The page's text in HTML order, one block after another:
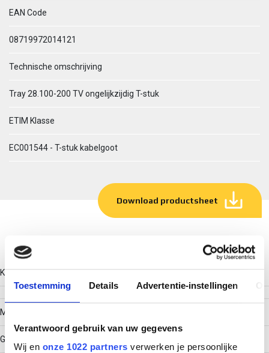
Toestemming Details Advertentie-instellingen
Verantwoord gebruik van uw gegevens
Wij en onze 1022 partners verwerken je persoonlijke
EAN Code
08719972014121
Technische omschrijving
Tray 28.100-200 TV ongelijkzijdig T-stuk
ETIM Klasse
EC001544 - T-stuk kabelgoot
Download productsheet
Technische gegevens
Kleur
Model
Geïntegreerde verbinder